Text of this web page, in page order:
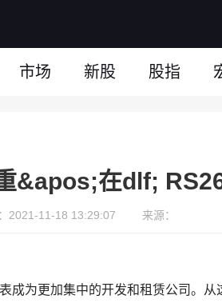
市场 新股 股指
&apos;在dlf;
2021-11-18 13:29:07 来源：
成为更加集中的开发和租赁公司。